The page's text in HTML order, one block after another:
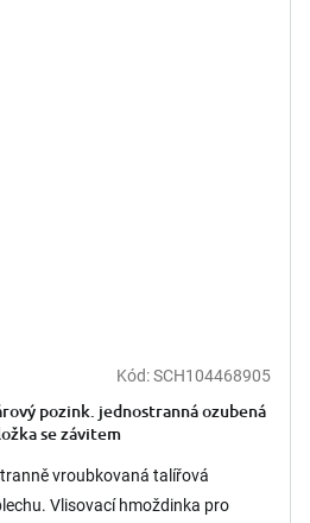
Kód:SCH104468905
pozink. jednostranná ozubená
se závitem
vroubkovaná talířová
Vlisovací hmoždinka pro